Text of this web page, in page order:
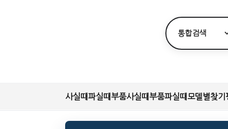
사실때파실때 부품사실때 부품파실때 모델별찾기